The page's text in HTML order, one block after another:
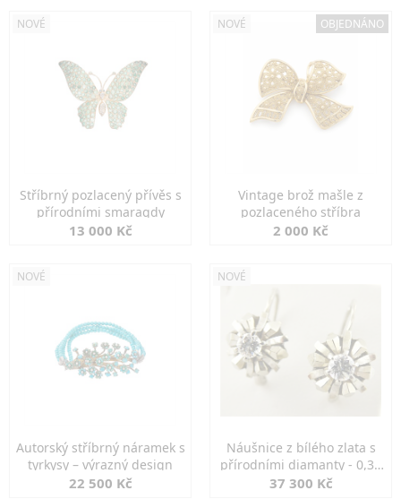
NOVÉ
Stříbrný pozlacený přívěs s
přírodními smaragdy
13 000 Kč
NOVÉ OBJEDNÁNO
Vintage brož mašle z
pozlaceného stříbra
2 000 Kč
NOVÉ
Autorský stříbrný náramek s
tyrkysy – výrazný design
22 500 Kč
NOVÉ
Náušnice z bílého zlata s
přírodními diamanty - 0,30
ct
37 300 Kč